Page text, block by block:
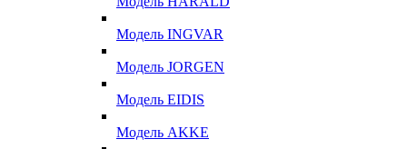
Модель INGVAR
Модель JORGEN
Модель EIDIS
Модель AKKE